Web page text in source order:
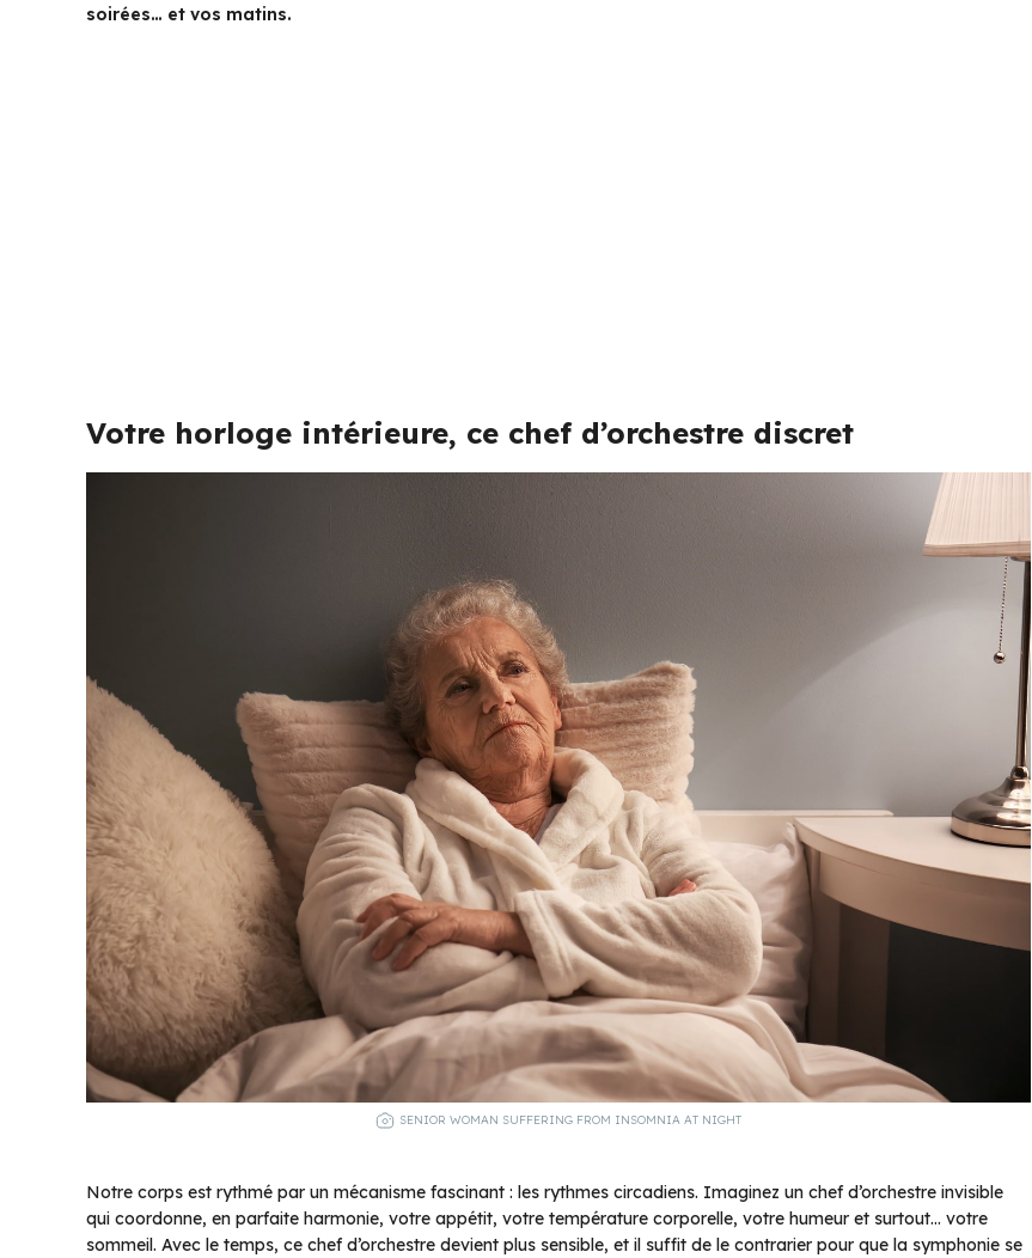
soirées… et vos matins.
Votre horloge intérieure, ce chef d’orchestre discret
SENIOR WOMAN SUFFERING FROM INSOMNIA AT NIGHT
Notre corps est rythmé par un mécanisme fascinant : les rythmes circadiens. Imaginez un chef d’orchestre invisible
qui coordonne, en parfaite harmonie, votre appétit, votre température corporelle, votre humeur et surtout… votre
sommeil. Avec le temps, ce chef d’orchestre devient plus sensible, et il suffit de le contrarier pour que la symphonie se